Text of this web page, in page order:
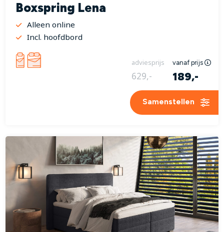
Boxspring Lena
Alleen online
Incl. hoofdbord
adviesprijs vanaf prijs
629,- 189,-
Samenstellen